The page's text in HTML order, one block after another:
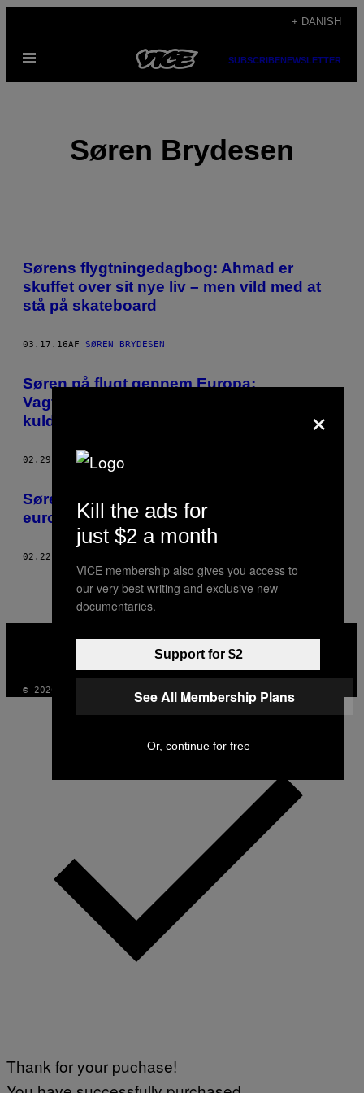
indhold
+ DANISH
Åbn
SUBSCRIBENEWSLETTER
Søren Brydesen
POSTS
BY
THIS
AUTHOR
Sørens flygtningedagbog: Ahmad er
skuffet over sit nye liv – men vild med at
stå på skateboard
03.17.16AF SØREN BRYDESEN
Søren på flugt gennem Europa:
Vagthunde, grænsekontrol og bidende
kulde
02.29.16 AFSØREN BRYDESEN
Søren på flugt: Dagbog fra den
europæiske flygtningerute
02.22.16
MEDIA
INSTAGRAM
TIKTOK
YOUTUBE
© 2026 VICE DIGITAL PUBLISHING, LLC
×
Kill the ads for
just $2 a month
VICE membership also gives you access to
our very best writing and exclusive new
documentaries.
Support for $2
See All Membership Plans
Or, continue for free
Thank for your puchase!